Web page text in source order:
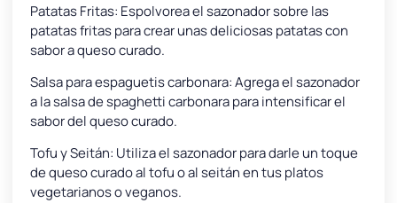
Patatas Fritas: Espolvorea el sazonador sobre las
patatas fritas para crear unas deliciosas patatas con
sabor a queso curado.
Salsa para espaguetis carbonara: Agrega el sazonador
a la salsa de spaghetti carbonara para intensificar el
sabor del queso curado.
Tofu y Seitán: Utiliza el sazonador para darle un toque
de queso curado al tofu o al seitán en tus platos
vegetarianos o veganos.